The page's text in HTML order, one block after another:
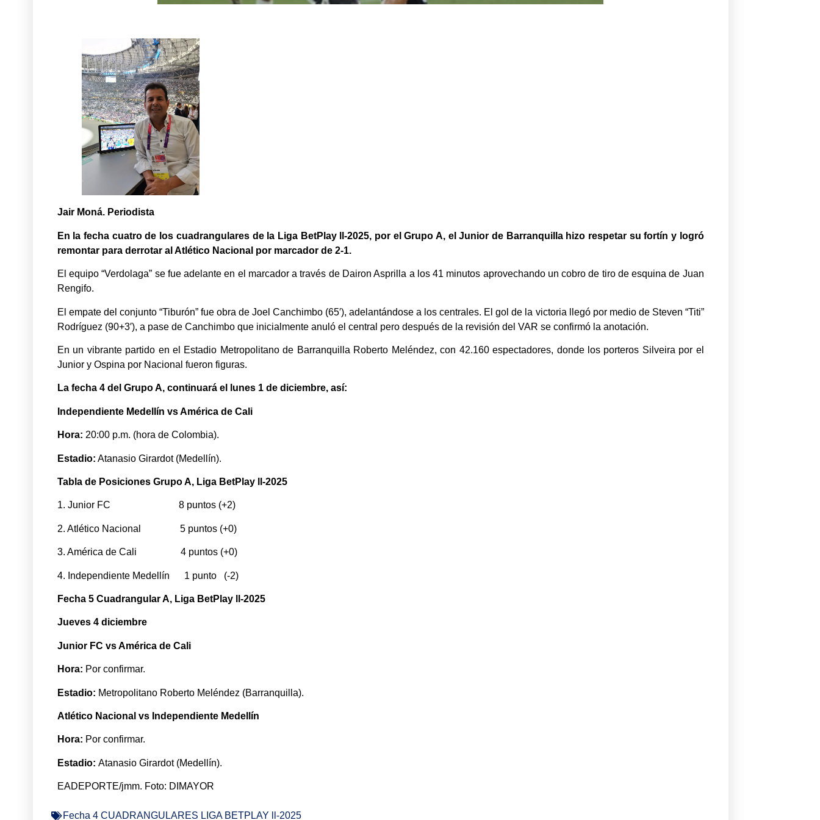
Jair Moná. Periodista
En la fecha cuatro de los cuadrangulares de la Liga BetPlay ll-2025, por el Grupo A, el Junior de Barranquilla hizo respetar su fortín y logró
remontar para derrotar al Atlético Nacional por marcador de 2-1.
El equipo “Verdolaga” se fue adelante en el marcador a través de Dairon Asprilla a los 41 minutos aprovechando un cobro de tiro de esquina de Juan
Rengifo.
El empate del conjunto “Tiburón” fue obra de Joel Canchimbo (65′), adelantándose a los centrales. El gol de la victoria llegó por medio de Steven “Titi”
Rodríguez (90+3′), a pase de Canchimbo que inicialmente anuló el central pero después de la revisión del VAR se confirmó la anotación.
En un vibrante partido en el Estadio Metropolitano de Barranquilla Roberto Meléndez, con 42.160 espectadores, donde los porteros Silveira por el
Junior y Ospina por Nacional fueron figuras.
La fecha 4 del Grupo A, continuará el lunes 1 de diciembre, así:
Independiente Medellín vs América de Cali
Hora: 20:00 p.m. (hora de Colombia).
Estadio: Atanasio Girardot (Medellín).
Tabla de Posiciones Grupo A, Liga BetPlay ll-2025
1. Junior FC 8 puntos (+2)
2. Atlético Nacional 5 puntos (+0)
3. América de Cali 4 puntos (+0)
4. Independiente Medellín 1 punto (-2)
Fecha 5 Cuadrangular A, Liga BetPlay ll-2025
Jueves 4 diciembre
Junior FC vs América de Cali
Hora: Por confirmar.
Estadio: Metropolitano Roberto Meléndez (Barranquilla).
Atlético Nacional vs Independiente Medellín
Hora: Por confirmar.
Estadio: Atanasio Girardot (Medellín).
EADEPORTE/jmm. Foto: DIMAYOR
Fecha 4 CUADRANGULARES LIGA BETPLAY ll-2025